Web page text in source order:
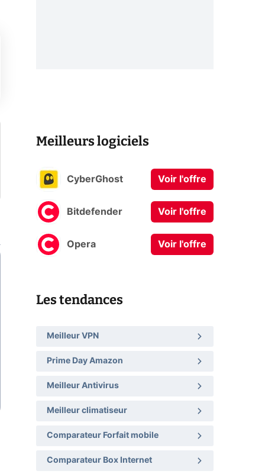
Meilleurs logiciels
CyberGhost Voir l'offre
Bitdefender Voir l'offre
Opera Voir l'offre
Les tendances
Meilleur VPN
Prime Day Amazon
Meilleur Antivirus
Meilleur climatiseur
Comparateur Forfait mobile
Comparateur Box Internet